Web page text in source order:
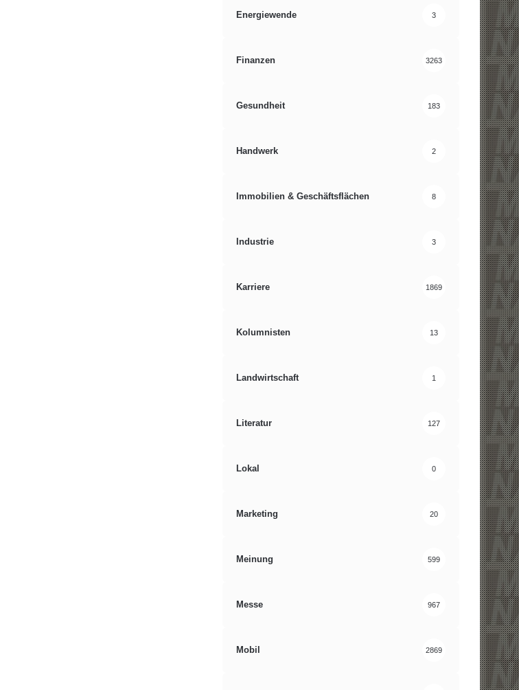
Energiewende 3
Finanzen 3263
Gesundheit 183
Handwerk 2
Immobilien & Geschäftsflächen 8
Industrie 3
Karriere 1869
Kolumnisten 13
Landwirtschaft 1
Literatur 127
Lokal 0
Marketing 20
Meinung 599
Messe 967
Mobil 2869